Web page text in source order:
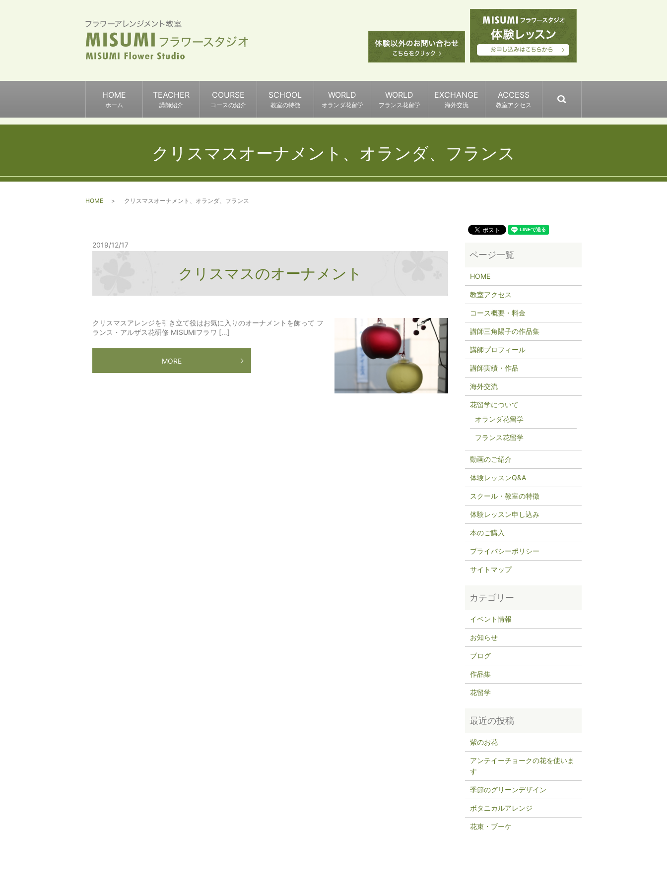
HOME
ホーム
TEACHER
講師紹介
COURSE
コースの紹介
SCHOOL
教室の特徴
WORLD
オランダ花留学
WORLD
フランス花留学
EXCHANGE
海外交流
ACCESS
教室アクセス
クリスマスオーナメント、オランダ、フランス
HOME クリスマスオーナメント、オランダ、フランス
2019/12/17
クリスマスのオーナメント
クリスマスアレンジを引き立て役はお気に入りのオーナメントを飾って フ
ランス・アルザス花研修 MISUMIフラワ […]
MORE
HOME
教室アクセス
コース概要・料金
講師三角陽子の作品集
講師プロフィール
講師実績・作品
海外交流
花留学について
オランダ花留学
フランス花留学
動画のご紹介
体験レッスンQ&A
スクール・教室の特徴
体験レッスン申し込み
本のご購入
プライバシーポリシー
サイトマップ
イベント情報
お知らせ
ブログ
作品集
花留学
紫のお花
アンテイーチョークの花を使いま
す
季節のグリーンデザイン
ボタニカルアレンジ
花束・ブーケ